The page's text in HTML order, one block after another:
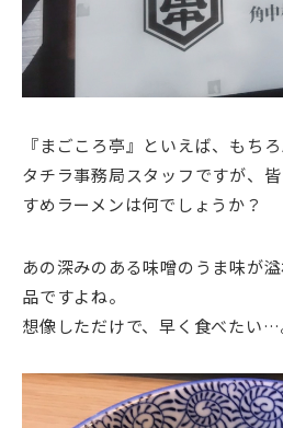
『まごころ亭』といえば、もち
タチラ事務局スタッフですが、
すめラーメンは何でしょうか？
あの深みのある味噌のうま味が
品ですよね。
想像しただけで、早く食べたい…